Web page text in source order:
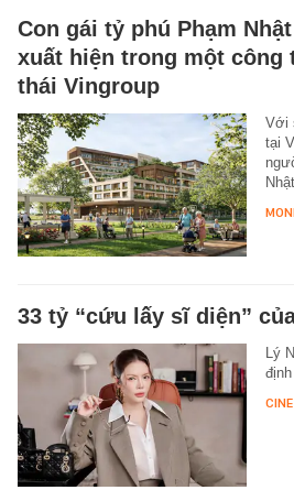
Con gái tỷ phú Phạm
xuất hiện trong một công
thái Vingroup
Với
tại
33 tỷ “cứu lấy sĩ diện”
Lý
CINE